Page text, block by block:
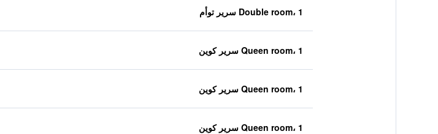
Double room، 1 سرير توأم
Queen room، 1 سرير كوين
Queen room، 1 سرير كوين
Queen room، 1 سرير كوين